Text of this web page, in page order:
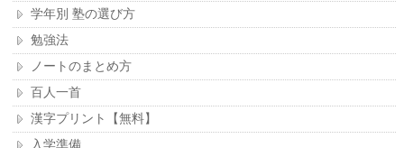
学年別 塾の選び方
勉強法
ノートのまとめ方
百人一首
漢字プリント【無料】
入学準備